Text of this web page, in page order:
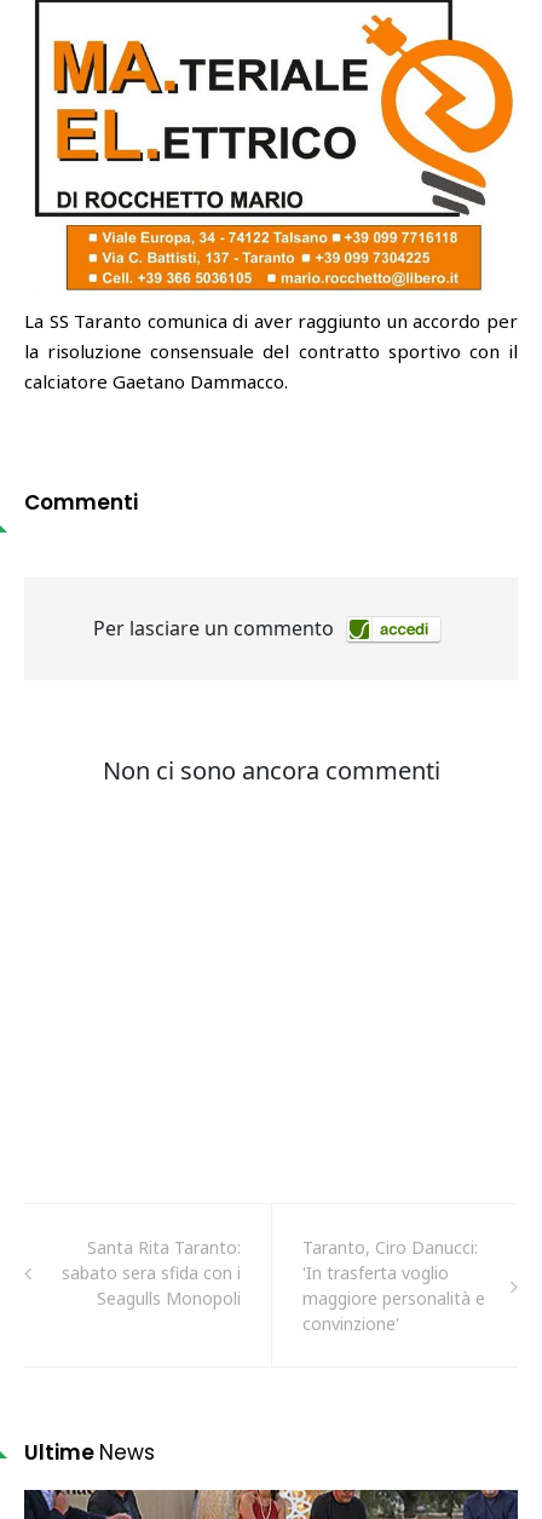
La SS Taranto comunica di aver raggiunto un accordo per
la risoluzione consensuale del contratto sportivo con il
calciatore Gaetano Dammacco.
Commenti
Santa Rita Taranto:
sabato sera sfida con i
Seagulls Monopoli
Taranto, Ciro Danucci:
'In trasferta voglio
maggiore personalità e
convinzione'
Ultime News